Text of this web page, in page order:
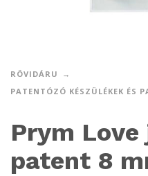
RÖVIDÁRU
PATENTÓZÓ KÉSZÜLÉKEK ÉS
Prym Love
patent 8